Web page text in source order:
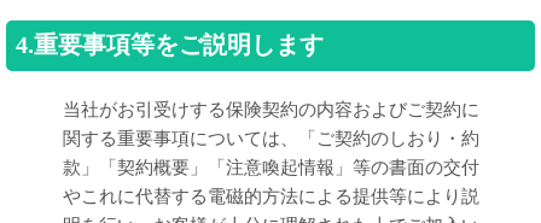
4.重要事項等をご説明します
当社がお引受けする保険契約の内容およびご契約に
関する重要事項については、「ご契約のしおり・約
款」「契約概要」「注意喚起情報」等の書面の交付
やこれに代替する電磁的方法による提供等により説